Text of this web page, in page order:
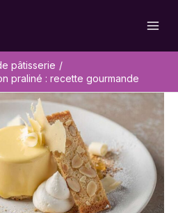
pâtisserie
praliné : recette gourmande